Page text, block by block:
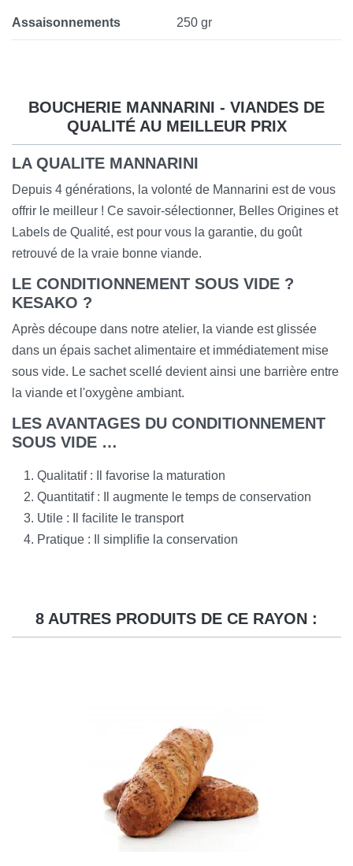
Assaisonnements 250 gr
BOUCHERIE MANNARINI - VIANDES DE
QUALITÉ AU MEILLEUR PRIX
LA QUALITE MANNARINI
Depuis 4 générations, la volonté de Mannarini est de vous
offrir le meilleur ! Ce savoir-sélectionner, Belles Origines et
Labels de Qualité, est pour vous la garantie, du goût
retrouvé de la vraie bonne viande.
LE CONDITIONNEMENT SOUS VIDE ?
KESAKO ?
Après découpe dans notre atelier, la viande est glissée
dans un épais sachet alimentaire et immédiatement mise
sous vide. Le sachet scellé devient ainsi une barrière entre
la viande et l'oxygène ambiant.
LES AVANTAGES DU CONDITIONNEMENT
SOUS VIDE …
Qualitatif : Il favorise la maturation
Quantitatif : Il augmente le temps de conservation
Utile : Il facilite le transport
Pratique : Il simplifie la conservation
8 AUTRES PRODUITS DE CE RAYON :